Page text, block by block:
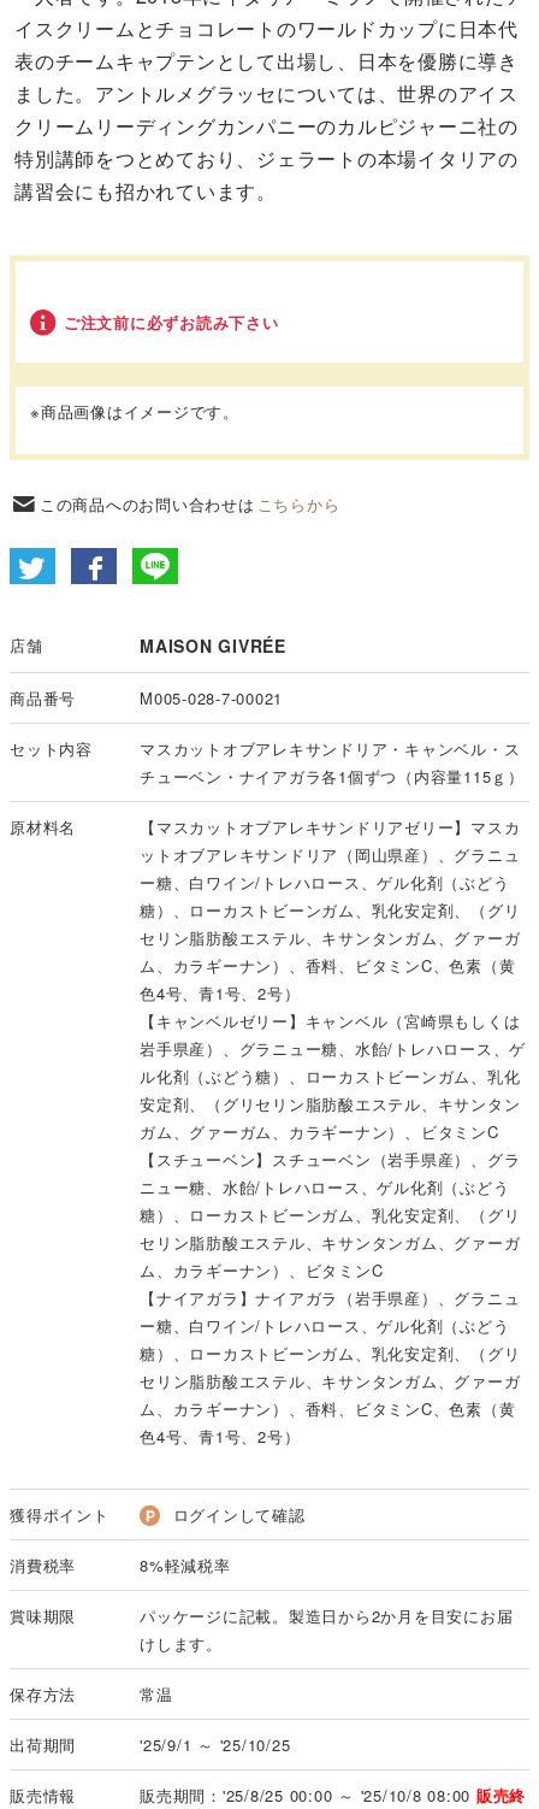
イスクリームとチョコレートのワールドカップに日本代
表のチームキャプテンとして出場し、日本を優勝に導き
ました。アントルメグラッセについては、世界のアイス
クリームリーディングカンパニーのカルピジャーニ社の
特別講師をつとめており、ジェラートの本場イタリアの
講習会にも招かれています。
ご注文前に必ずお読み下さい
※商品画像はイメージです。
この商品へのお問い合わせは こちらから
店舗 MAISON GIVRÉE
商品番号 M005-028-7-00021
セット内容
マスカットオブアレキサンドリア・キャンベル・ス
チューベン・ナイアガラ各1個ずつ（内容量115ｇ）
原材料名
【マスカットオブアレキサンドリアゼリー】マスカ
ットオブアレキサンドリア（岡山県産）、グラニュ
ー糖、白ワイン/トレハロース、ゲル化剤（ぶどう
糖）、ローカストビーンガム、乳化安定剤、（グリ
セリン脂肪酸エステル、キサンタンガム、グァーガ
ム、カラギーナン）、香料、ビタミンC、色素（黄
色4号、青1号、2号）
【キャンベルゼリー】キャンベル（宮崎県もしくは
岩手県産）、グラニュー糖、水飴/トレハロース、ゲ
ル化剤（ぶどう糖）、ローカストビーンガム、乳化
安定剤、（グリセリン脂肪酸エステル、キサンタン
ガム、グァーガム、カラギーナン）、ビタミンC
【スチューベン】スチューベン（岩手県産）、グラ
ニュー糖、水飴/トレハロース、ゲル化剤（ぶどう
糖）、ローカストビーンガム、乳化安定剤、（グリ
セリン脂肪酸エステル、キサンタンガム、グァーガ
ム、カラギーナン）、ビタミンC
【ナイアガラ】ナイアガラ（岩手県産）、グラニュ
ー糖、白ワイン/トレハロース、ゲル化剤（ぶどう
糖）、ローカストビーンガム、乳化安定剤、（グリ
セリン脂肪酸エステル、キサンタンガム、グァーガ
ム、カラギーナン）、香料、ビタミンC、色素（黄
色4号、青1号、2号）
獲得ポイント ログインして確認
消費税率 8%軽減税率
賞味期限
パッケージに記載。製造日から2か月を目安にお届
けします。
保存方法 常温
出荷期間 '25/9/1 ～ '25/10/25
販売情報 販売期間：'25/8/25 00:00 ～ '25/10/8 08:00 販売終